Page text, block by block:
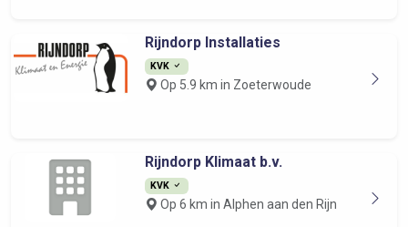
Rijndorp Installaties
KVK
Op 5.9 km in Zoeterwoude
Rijndorp Klimaat b.v.
KVK
Op 6 km in Alphen aan den Rijn